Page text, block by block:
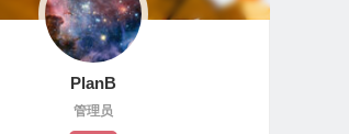
PlanB
管理员